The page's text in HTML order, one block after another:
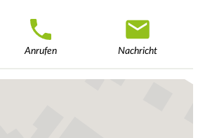
Anrufen Nachricht